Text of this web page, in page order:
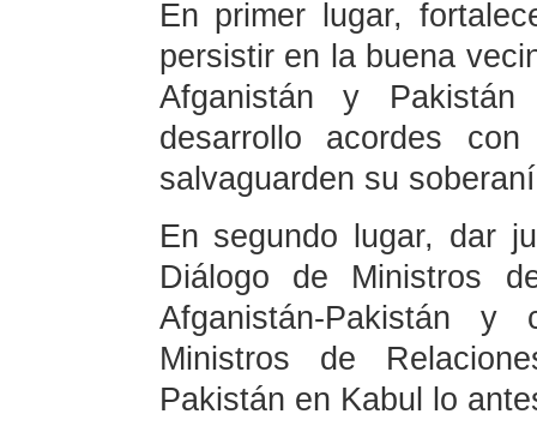
En primer lugar,
persistir en la buena
Afganistán y
desarrollo acordes
salvaguarden su
En segundo lugar, dar
Diálogo de Ministros
Afganistán-Pakistán
Ministros de
Pakistán en Kabul lo